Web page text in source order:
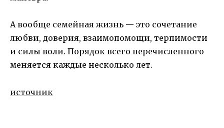
А вообще семейная жизнь — это сочетание
любви, доверия, взаимопомощи, терпимости
и силы воли. Порядок всего перечисленного
меняется каждые несколько лет.
источник